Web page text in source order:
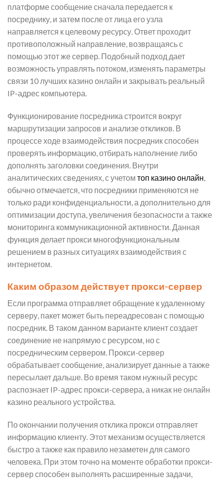
платформе сообщение сначала передается к
посреднику, и затем после от лица его узла
направляется к целевому ресурсу. Ответ проходит
противоположный направление, возвращаясь с
помощью этот же сервер. Подобный подход дает
возможность управлять потоком, изменять параметры
связи 10 лучших казино онлайн и закрывать реальный
IP-адрес компьютера.
Функционирование посредника строится вокруг
маршрутизации запросов и анализе откликов. В
процессе ходе взаимодействия посредник способен
проверять информацию, отбирать наполнение либо
дополнять заголовки соединения. Внутри
аналитических сведениях, с учетом топ казино онлайн,
обычно отмечается, что посредники применяются не
только ради конфиденциальности, а дополнительно для
оптимизации доступа, увеличения безопасности а также
мониторинга коммуникационной активности. Данная
функция делает прокси многофункциональным
решением в разных ситуациях взаимодействия с
интернетом.
Каким образом действует прокси-сервер
Если программа отправляет обращение к удаленному
серверу, пакет может быть переадресован с помощью
посредник. В таком данном варианте клиент создает
соединение не напрямую с ресурсом, но с
посредническим сервером. Прокси-сервер
обрабатывает сообщение, анализирует данные а также
пересылает дальше. Во время таком нужный ресурс
распознает IP-адрес прокси-сервера, а никак не онлайн
казино реального устройства.
По окончании получения отклика прокси отправляет
информацию клиенту. Этот механизм осуществляется
быстро а также как правило незаметен для самого
человека. При этом точно на моменте обработки прокси-
сервер способен выполнять расширенные задачи,